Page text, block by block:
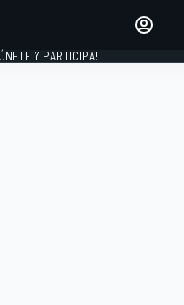
Y PARTICIPA!